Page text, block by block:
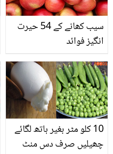
سیب کھانے کے 54 حیرت
انگیز فوائد
10 کلو مٹر بغیر ہاتھ لگائے
چھیلیں صرف دس منٹ